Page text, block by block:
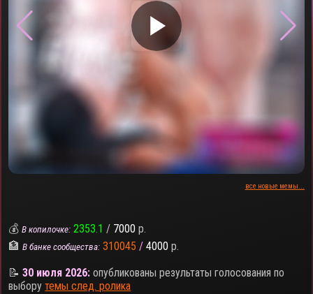
▶
все новые мемы...
💰В копилочке: 2353.1 / 7000 р.
🏦В банке сообщества: 310045 / 4000 р.
📝30 июля 2026: опубликованы результаты голосования по
выборутемы след. ролика